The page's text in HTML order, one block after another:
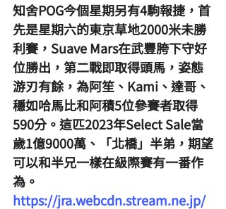
知舍POG今個星期另有4駒報捷，首
先是星期六的東京草地2000米未勝
利賽，Suave Mars在武豐胯下守好
位勝出，第二戰即取得頭馬，姿態
游刃有餘，為阿笙、Kami、達哥、
穩如哈馬比和阿積5位參賽者取得
590分。這匹2023年Select Sale當
歲1億9000萬、「北橋」半弟，期望
可以和半兄一樣在級際賽有一番作
為。
https://jra.webcdn.stream.ne.jp/